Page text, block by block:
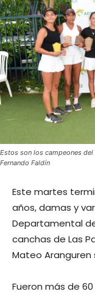
Estos son los campeones del
Fernando Faldín
Este martes
años, damas y
Departamental
canchas de Las
Mateo Aranguren
Fueron más de